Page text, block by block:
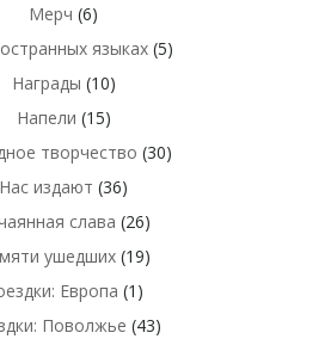
Мерч (6)
языках(5)
Награды (10)
Напели (15)
творчество (30)
Нас издают (36)
слава (26)
ушедших(19)
Европа (1)
Поволжье (43)